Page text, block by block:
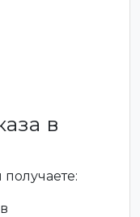
в